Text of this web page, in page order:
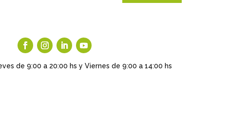
de 9:00 a 20:00 hs y Viernes de 9:00 a 14:00 hs